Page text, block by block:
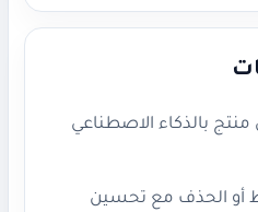
بالذكاء الاصطناعي
أو الحذف مع تحسين